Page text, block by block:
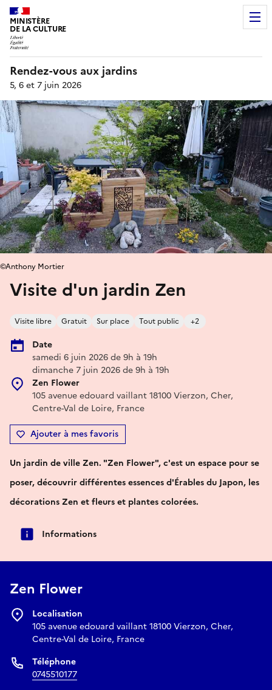
MINISTÈRE
DE LA CULTURE
Rendez-vous aux jardins
5, 6 et 7 juin 2026
Visite d'un jardin Zen
Visite libre Gratuit Sur place Tout public +2
Date
samedi 6 juin 2026 de 9h à 19h
dimanche 7 juin 2026 de 9h à 19h
Zen Flower
105 avenue edouard vaillant 18100 Vierzon, Cher,
Centre-Val de Loire, France
Ajouter à mes favoris
©Anthony Mortier
Un jardin de ville Zen. "Zen Flower", c'est un espace pour se
poser, découvrir différentes essences d'Érables du Japon, les
décorations Zen et fleurs et plantes colorées.
Informations
Zen Flower
Localisation
105 avenue edouard vaillant 18100 Vierzon, Cher,
Centre-Val de Loire, France
Téléphone
0745510177